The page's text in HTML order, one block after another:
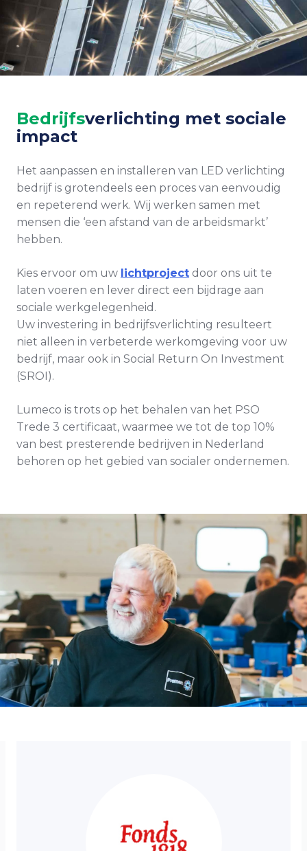
Bedrijfsverlichting met sociale
impact
Het aanpassen en installeren van LED verlichting
bedrijf is grotendeels een proces van eenvoudig
en repeterend werk. Wij werken samen met
mensen die ‘een afstand van de arbeidsmarkt’
hebben.
Kies ervoor om uw lichtproject door ons uit te
laten voeren en lever direct een bijdrage aan
sociale werkgelegenheid.
Uw investering in bedrijfsverlichting resulteert
niet alleen in verbeterde werkomgeving voor uw
bedrijf, maar ook in Social Return On Investment
(SROI).
Lumeco is trots op het behalen van het PSO
Trede 3 certificaat, waarmee we tot de top 10%
van best presterende bedrijven in Nederland
behoren op het gebied van socialer ondernemen.